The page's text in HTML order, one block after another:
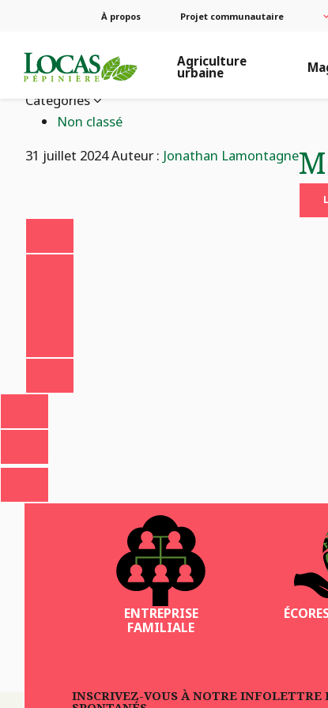
À propos Projet communautaire
Agriculture
urbaine
Catégories
Non classé
31 juillet 2024Auteur : Jonathan Lamontagne
ENTREPRISE
FAMILIALE
INSCRIVEZ-VOUS À NOTRE INFOLETTRE